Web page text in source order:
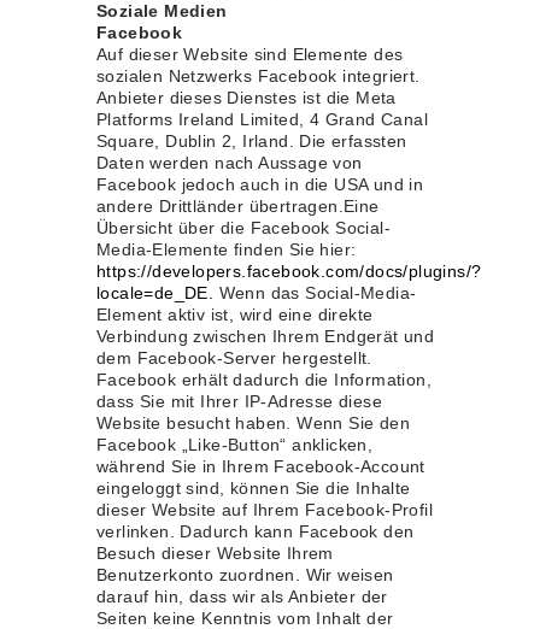
Soziale Medien
Facebook
Auf dieser Website sind Elemente des
sozialen Netzwerks Facebook integriert.
Anbieter dieses Dienstes ist die Meta
Platforms Ireland Limited, 4 Grand Canal
Square, Dublin 2, Irland. Die erfassten
Daten werden nach Aussage von
Facebook jedoch auch in die USA und in
andere Drittländer übertragen.Eine
Übersicht über die Facebook Social-
Media-Elemente finden Sie hier:
https://developers.facebook.com/docs/plugins/?
locale=de_DE.
Wenn das Social-Media-
Element aktiv ist, wird eine direkte
Verbindung zwischen Ihrem Endgerät und
dem Facebook-Server hergestellt.
Facebook erhält dadurch die Information,
dass Sie mit Ihrer IP-Adresse diese
Website besucht haben. Wenn Sie den
Facebook „Like-Button“ anklicken,
während Sie in Ihrem Facebook-Account
eingeloggt sind, können Sie die Inhalte
dieser Website auf Ihrem Facebook-Profil
verlinken. Dadurch kann Facebook den
Besuch dieser Website Ihrem
Benutzerkonto zuordnen. Wir weisen
darauf hin, dass wir als Anbieter der
Seiten keine Kenntnis vom Inhalt der